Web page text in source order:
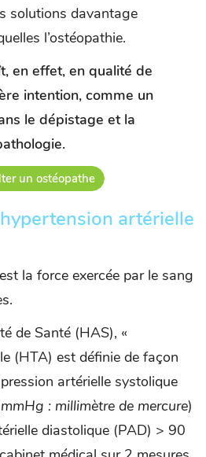
solutions davantage
l’ostéopathie.
en effet, en qualité de
intention, comme un
le dépistage et la
un ostéopathe
artérielle
la force exercée par le sang
de Santé (HAS), «
(HTA) est définie de façon
artérielle systolique
mmHg : millimètre de mercure)
diastolique (PAD) > 90